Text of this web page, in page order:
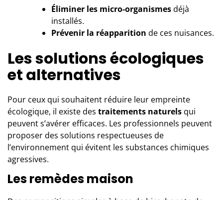
Éliminer les micro-organismesdéjà
installés.
Prévenir la réapparition de ces nuisances.
Les solutions écologiques
et alternatives
Pour ceux qui souhaitent réduire leur empreinte
écologique, il existe des traitements naturels qui
peuvent s’avérer efficaces. Les professionnels peuvent
proposer des solutions respectueuses de
l’environnement qui évitent les substances chimiques
agressives.
Les remèdes maison